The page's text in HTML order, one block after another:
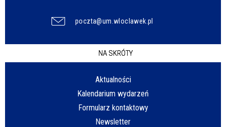
poczta@um.wloclawek.pl
NA SKRÓTY
Aktualności
Kalendarium wydarzeń
Formularz kontaktowy
Newsletter